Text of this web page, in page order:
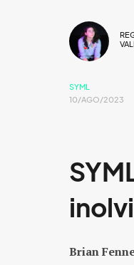
SYML
10/AGO/2023
Brian